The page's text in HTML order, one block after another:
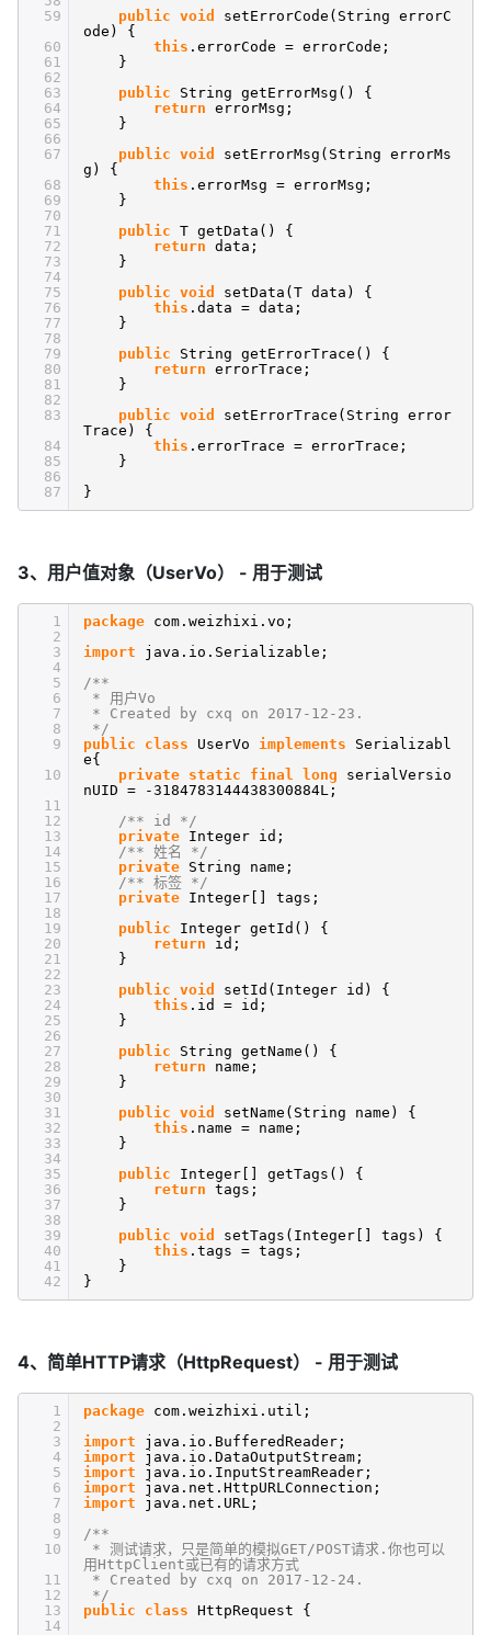
59
60
61
62
63
64
65
66
67
68
69
70
71
72
73
74
75
76
77
78
79
80
81
82
83
84
85
86
87
public void
setErrorCode(String errorC
ode) {
this .errorCode = errorCode;
}
public
String getErrorMsg() {
return errorMsg;
}
public void
setErrorMsg(String errorMs
g) {
this .errorMsg = errorMsg;
}
public T getData() {
return data;
}
public void
setData(T data) {
this .data = data;
}
public
String getErrorTrace() {
return errorTrace;
}
public void
setErrorTrace(String error
Trace) {
this .errorTrace = errorTrace;
}
}
3、用户值对象（UserVo） - 用于测试
1
2
3
4
5
6
7
8
9
10
11
12
13
14
15
16
17
18
19
20
21
22
23
24
25
26
27
28
29
30
31
32
33
34
35
36
37
38
39
40
41
42
package com.weizhixi.vo;
import
java.io.Serializable;
/**
* 用户Vo
* Created by cxq on 2017-12-23.
*/
public
class UserVo implements
Serializabl
e{
private static final long
serialVersio
nUID = -3184783144438300884L;
/** id */
private Integer id;
/** 姓名 */
private String name;
/** 标签 */
private Integer[] tags;
public
Integer getId() {
return
id;
}
public void
setId(Integer id) {
this .id = id;
}
public
String getName() {
return
name;
}
public void
setName(String name) {
this .name = name;
}
public
Integer[] getTags() {
return tags;
}
public void
setTags(Integer[] tags) {
this .tags = tags;
}
}
4、简单HTTP请求（HttpRequest） - 用于测试
1
2
3
4
5
6
7
8
9
10
11
12
13
14
package com.weizhixi.util;
import
java.io.BufferedReader;
import
java.io.DataOutputStream;
import
java.io.InputStreamReader;
import
java.net.HttpURLConnection;
import
java.net.URL;
/**
* 测试请求，只是简单的模拟GET/POST请求.你也可以
用HttpClient或已有的请求方式
* Created by cxq on 2017-12-24.
*/
public
class HttpRequest {